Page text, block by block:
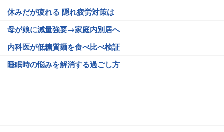
休みだが疲れる 隠れ疲労対策は
母が娘に減量強要→家庭内別居へ
内科医が低糖質麺を食べ比べ検証
睡眠時の悩みを解消する過ごし方